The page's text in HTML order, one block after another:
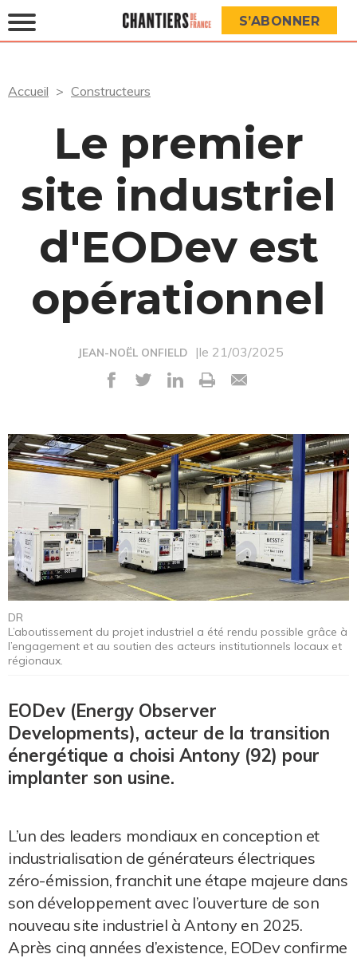
S’ABONNER
Accueil Constructeurs
Le premier
site industriel
d'EODev est
opérationnel
JEAN-NOËL ONFIELD |le 21/03/2025
DR
L’aboutissement du projet industriel a été rendu possible grâce à
l’engagement et au soutien des acteurs institutionnels locaux et
régionaux.
EODev (Energy Observer
Developments), acteur de la transition
énergétique a choisi Antony (92) pour
implanter son usine.
L’un des leaders mondiaux en conception et
industrialisation de générateurs électriques
zéro-émission, franchit une étape majeure dans
son développement avec l’ouverture de son
nouveau site industriel à Antony en 2025.
Après cinq années d’existence, EODev confirme